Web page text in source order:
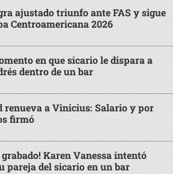
ajustado triunfo ante FAS y sigue
Centroamericana 2026
en que sicario le dispara a
dentro de un bar
renueva a Vinicius: Salario y por
firmó
grabado! Karen Vanessa intentó
pareja del sicario en un bar